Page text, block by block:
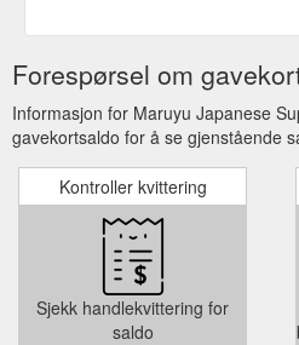
Forespørsel om
Informasjon for Maruyu Japanese
gavekortsaldo for å se gjenstående
Kontroller kvittering
Sjekk handlekvittering for
saldo